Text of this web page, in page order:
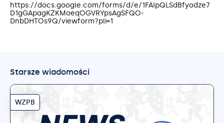
https://docs.google.com/forms/d/e/1FAIpQLSdBfyodze7
D1gGApagKZKMoeqOGVRYpsAgSFQO-
DnbDHTOs9Q/viewform?pli=1
Starsze wiadomości
WZPB